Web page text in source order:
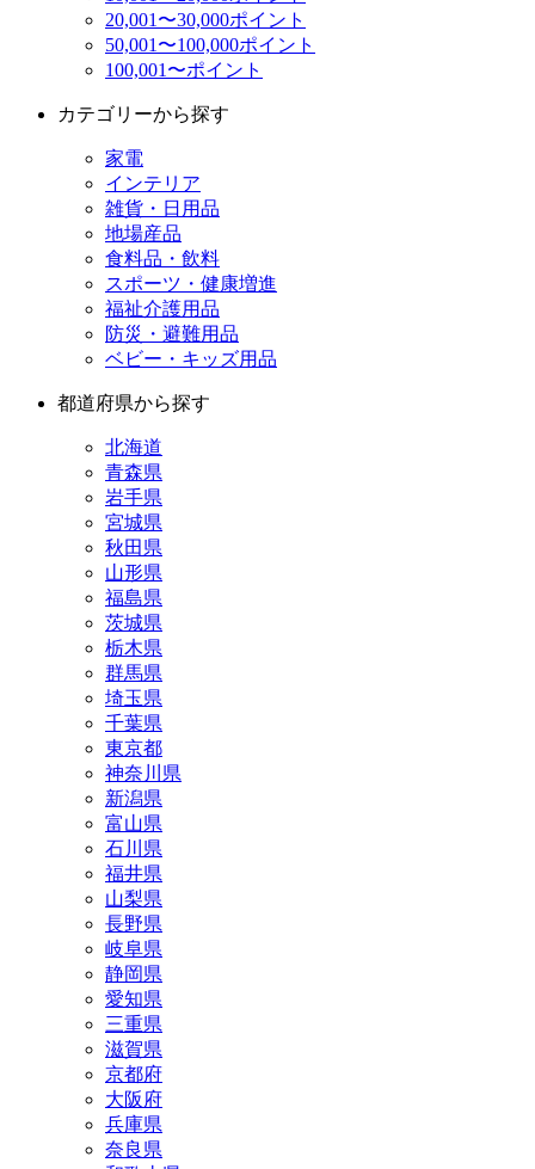
20,001〜30,000ポイント
50,001〜100,000ポイント
100,001〜ポイント
カテゴリーから探す
家電
インテリア
雑貨・日用品
地場産品
食料品・飲料
スポーツ・健康増進
福祉介護用品
防災・避難用品
ベビー・キッズ用品
都道府県から探す
北海道
青森県
岩手県
宮城県
秋田県
山形県
福島県
茨城県
栃木県
群馬県
埼玉県
千葉県
東京都
神奈川県
新潟県
富山県
石川県
福井県
山梨県
長野県
岐阜県
静岡県
愛知県
三重県
滋賀県
京都府
大阪府
兵庫県
奈良県